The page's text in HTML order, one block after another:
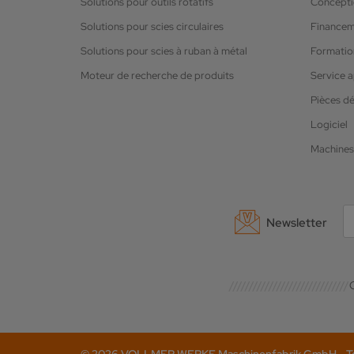
Solutions pour scies circulaires
Solutions pour scies à ruban à métal
Moteur de recherche de produits
Service
Pièces
Logiciel
Newsletter